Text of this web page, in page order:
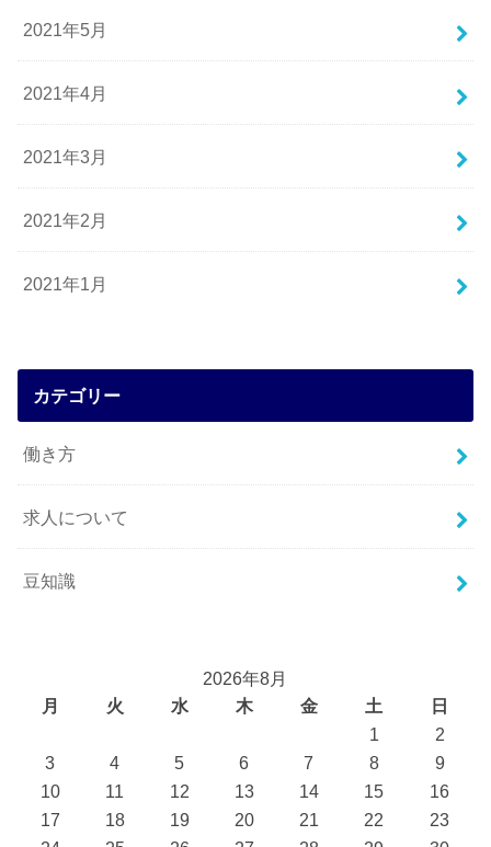
2021年5月
2021年4月
2021年3月
2021年2月
2021年1月
カテゴリー
働き方
求人について
豆知識
2026年8月
月
火 水 木 金 土
日
1
2
3
4 5 6 7 8
9
10
11 12 13 14 15
16
17
18 19 20 21 22
23